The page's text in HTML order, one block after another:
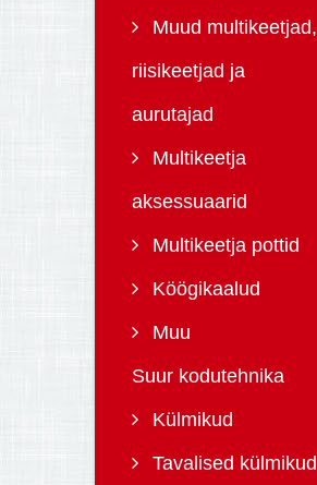
Muud multikeetjad,
riisikeetjad ja
aurutajad
Multikeetja
aksessuaarid
Multikeetja pottid
Köögikaalud
Muu
Suur kodutehnika
Külmikud
Tavalised külmikud